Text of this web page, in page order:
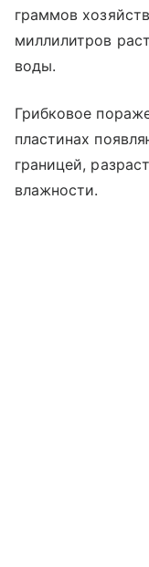
граммов
миллилитров
воды.
Грибковое
пластинах
границей,
влажности.